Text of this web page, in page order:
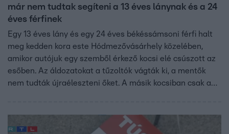
már nem tudtak segíteni a 13 éves lánynak és a 24
éves férfinek
Egy 13 éves lány és egy 24 éves békéssámsoni férfi halt
meg kedden kora este Hódmezővásárhely közelében,
amikor autójuk egy szemből érkező kocsi elé csúszott az
esőben. Az áldozatokat a tűzoltók vágták ki, a mentők
nem tudták újraéleszteni őket. A másik kocsiban csak a